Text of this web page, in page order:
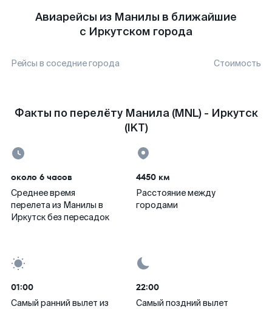
Авиарейсы из Манилы в ближайшие
с Иркутском города
Рейсы в соседние города Стоимость
Факты по перелёту Манила (MNL) - Иркутск
(IKT)
около 6 часов
Среднее время
перелета из Манилы в
Иркутск без пересадок
4450 км
Расстояние между
городами
01:00
Самый ранний вылет из
22:00
Самый поздний вылет